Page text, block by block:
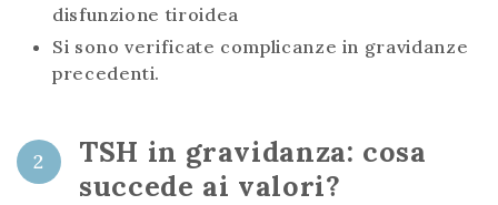
disfunzione tiroidea
Si sono verificate complicanze in gravidanze
precedenti.
2
TSH in gravidanza: cosa
succede ai valori?